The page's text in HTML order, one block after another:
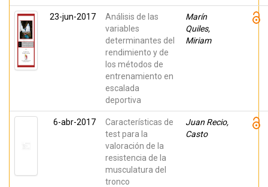
23-jun-2017
Análisis de las
variables
determinantes del
rendimiento y de
los métodos de
entrenamiento en
escalada
deportiva
Marín
Quiles,
Miriam
6-abr-2017
Características de
test para la
valoración de la
resistencia de la
musculatura del
tronco
Juan Recio,
Casto